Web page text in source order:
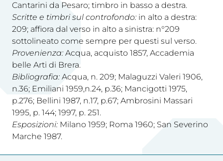
Cantarini da Pesaro; timbro in basso a destra.
Scritte e timbri sul controfondo: in alto a destra:
209; affiora dal verso in alto a sinistra: n°209
sottolineato come sempre per questi sul verso.
Provenienza: Acqua, acquisto 1857, Accademia
belle Arti di Brera.
Bibliografia: Acqua, n. 209; Malaguzzi Valeri 1906,
n.36; Emiliani 1959,n.24, p.36; Mancigotti 1975,
p.276; Bellini 1987, n.17, p.67; Ambrosini Massari
1995, p. 144; 1997, p. 251.
Esposizioni: Milano 1959; Roma 1960; San Severino
Marche 1987.